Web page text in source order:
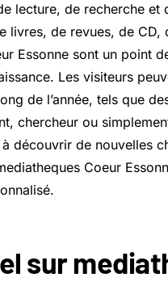
lecture, de recherche
livres, de revues, de
Essonne sont un point
Les visiteurs
de l’année, tels que
chercheur ou
découvrir de nouvelles
Coeur
sur